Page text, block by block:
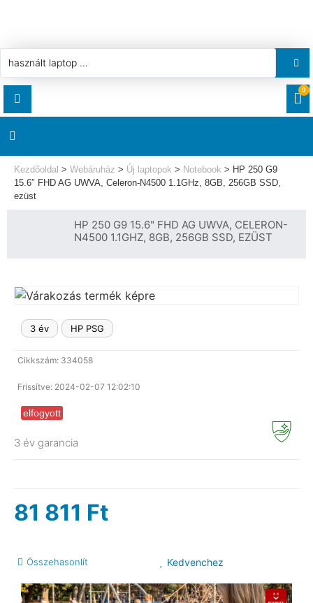
LETÖLTÉSEK
ELFELEJTETT JELSZÓ
0
HASZNÁLT LAPTOP
AKCIÓ
LAPTOP ALKATRÉSZ
KOMPONENS
Kezdőoldal > Webáruház > Új laptopok > Notebook > HP 250 G9
15.6″ FHD AG UWVA, Celeron-N4500 1.1GHz, 8GB, 256GB SSD,
ezüst
HP 250 G9 15.6" FHD AG UWVA, CELERON-
N4500 1.1GHZ, 8GB, 256GB SSD, EZÜST
3 év HP PSG
Cikkszám: 334058
Frissítve: 2024-02-07 12:02:10
elfogyott
3 év garancia
81 811 Ft
Összehasonlít Kedvenchez